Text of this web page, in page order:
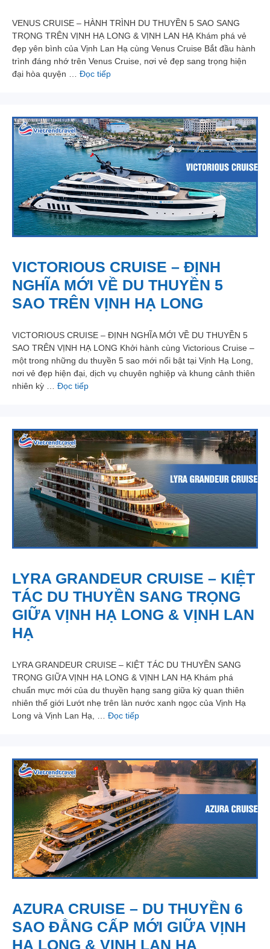
VENUS CRUISE – HÀNH TRÌNH DU THUYỀN 5 SAO SANG
TRỌNG TRÊN VỊNH HẠ LONG & VỊNH LAN HẠ Khám phá vẻ
đẹp yên bình của Vịnh Lan Hạ cùng Venus Cruise Bắt đầu hành
trình đáng nhớ trên Venus Cruise, nơi vẻ đẹp sang trọng hiện
đại hòa quyện … Đọc tiếp
VICTORIOUS CRUISE – ĐỊNH
NGHĨA MỚI VỀ DU THUYỀN 5
SAO TRÊN VỊNH HẠ LONG
VICTORIOUS CRUISE – ĐỊNH NGHĨA MỚI VỀ DU THUYỀN 5
SAO TRÊN VỊNH HẠ LONG Khởi hành cùng Victorious Cruise –
một trong những du thuyền 5 sao mới nổi bật tại Vịnh Hạ Long,
nơi vẻ đẹp hiện đại, dịch vụ chuyên nghiệp và khung cảnh thiên
nhiên kỳ … Đọc tiếp
LYRA GRANDEUR CRUISE – KIỆT
TÁC DU THUYỀN SANG TRỌNG
GIỮA VỊNH HẠ LONG & VỊNH LAN
HẠ
LYRA GRANDEUR CRUISE – KIỆT TÁC DU THUYỀN SANG
TRỌNG GIỮA VỊNH HẠ LONG & VỊNH LAN HẠ Khám phá
chuẩn mực mới của du thuyền hạng sang giữa kỳ quan thiên
nhiên thế giới Lướt nhẹ trên làn nước xanh ngọc của Vịnh Hạ
Long và Vịnh Lan Hạ, … Đọc tiếp
AZURA CRUISE – DU THUYỀN 6
SAO ĐẲNG CẤP MỚI GIỮA VỊNH
HẠ LONG & VỊNH LAN HẠ